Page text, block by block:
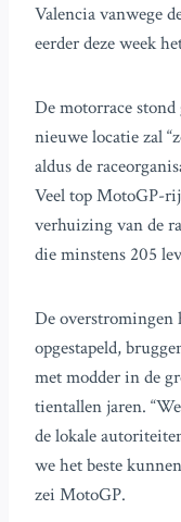
Valencia vanwege
eerder deze week
De motorrace stond
nieuwe locatie zal
aldus de
Veel top MotoGP-
verhuizing van de
die minstens 205
De overstromingen
opgestapeld,
met modder in de
tientallen jaren.
de lokale
we het beste
zei MotoGP.